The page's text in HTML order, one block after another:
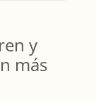
y
más